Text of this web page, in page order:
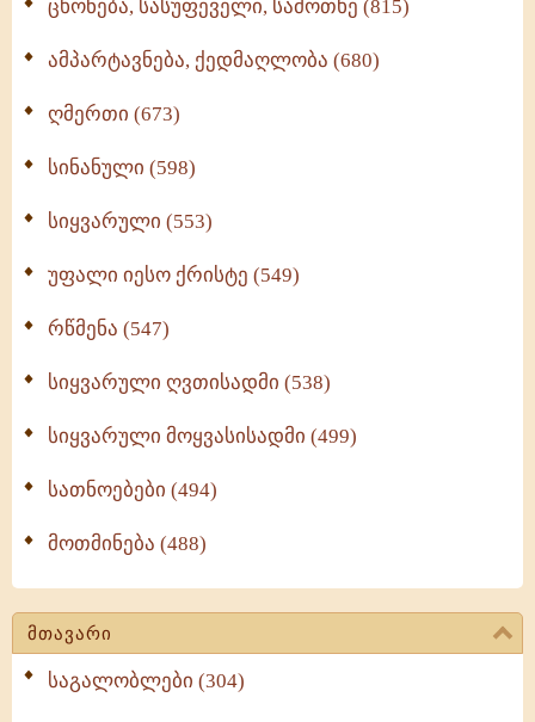
ცხონება, სასუფეველი, სამოთხე (815)
ამპარტავნება, ქედმაღლობა (680)
ღმერთი (673)
სინანული (598)
სიყვარული (553)
უფალი იესო ქრისტე (549)
რწმენა (547)
სიყვარული ღვთისადმი (538)
სიყვარული მოყვასისადმი (499)
სათნოებები (494)
მოთმინება (488)
მთავარი
საგალობლები (304)